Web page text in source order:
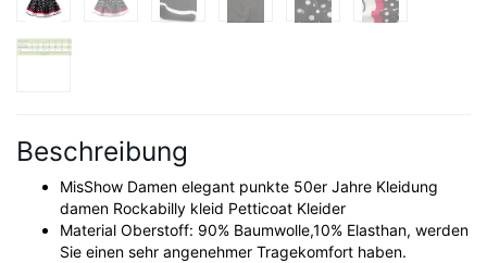
Beschreibung
MisShow Damen elegant punkte 50er Jahre Kleidung
damen Rockabilly kleid Petticoat Kleider
Material Oberstoff: 90% Baumwolle,10% Elasthan, werden
Sie einen sehr angenehmer Tragekomfort haben.